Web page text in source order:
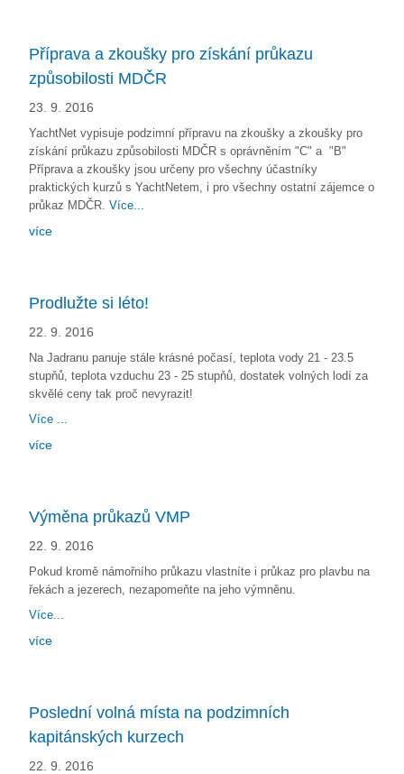
Příprava a zkoušky pro získání průkazu
způsobilosti MDČR
23. 9. 2016
YachtNet vypisuje podzimní přípravu na zkoušky a zkoušky pro
získání průkazu způsobilosti MDČR s oprávněním "C" a "B"
Příprava a zkoušky jsou určeny pro všechny účastníky
praktických kurzů s YachtNetem, i pro všechny ostatní zájemce o
průkaz MDČR. Více...
více
Prodlužte si léto!
22. 9. 2016
Na Jadranu panuje stále krásné počasí, teplota vody 21 - 23.5
stupňů, teplota vzduchu 23 - 25 stupňů, dostatek volných lodí za
skvělé ceny tak proč nevyrazit!
Více ...
více
Výměna průkazů VMP
22. 9. 2016
Pokud kromě námořního průkazu vlastníte i průkaz pro plavbu na
řekách a jezerech, nezapomeňte na jeho výmněnu.
Více...
více
Poslední volná místa na podzimních
kapitánských kurzech
22. 9. 2016